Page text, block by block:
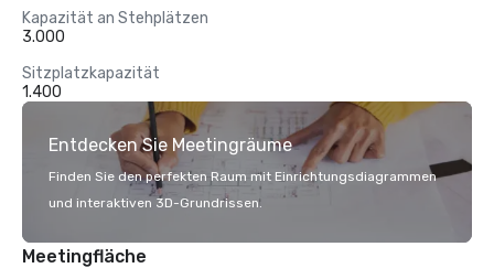
Kapazität an Stehplätzen
3.000
Sitzplatzkapazität
1.400
Entdecken Sie Meetingräume
Finden Sie den perfekten Raum mit Einrichtungsdiagrammen
und interaktiven 3D-Grundrissen.
Meetingfläche